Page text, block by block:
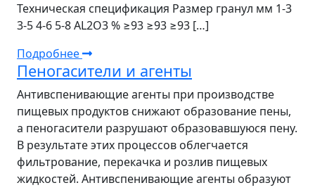
Техническая спецификация Размер гранул мм 1-3
3-5 4-6 5-8 AL2O3 % ≥93 ≥93 ≥93 […]
Подробнее
Пеногасители и агенты
Антивспенивающие агенты при производстве
пищевых продуктов снижают образование пены,
а пеногасители разрушают образовавшуюся пену.
В результате этих процессов облегчается
фильтрование, перекачка и розлив пищевых
жидкостей. Антивспенивающие агенты образуют